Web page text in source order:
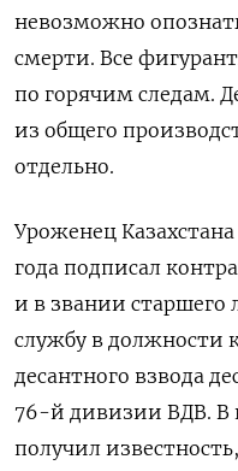
невозможно
смерти. Все
по горячим следам.
из общего
отдельно.
Уроженец
года подписал
и в звании старшего
службу в
десантного взвода
76-й дивизии ВДВ. В
получил